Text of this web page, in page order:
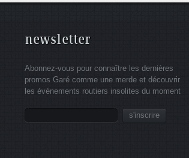
newsletter
Abonnez-vous pour connaître les dernières
promos Garé comme une merde et découvrir
les événements routiers insolites du moment
s'inscrire